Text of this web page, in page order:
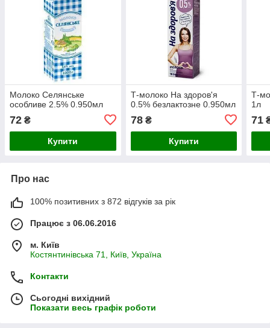
Молоко Селянське
особливе 2.5% 0.950мл
72 ₴
Купити
Т-молоко На здоров'я
0.5% безлактозне 0.950мл
78₴
Купити
Т-
1л
71
Про нас
100% позитивних з 872 відгуків за рік
Працює з 06.06.2016
м. Київ
Костянтинівська 71, Київ, Україна
Контакти
Сьогодні вихідний
Показати весь графік роботи